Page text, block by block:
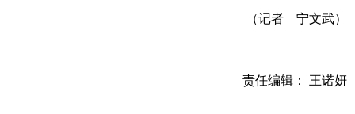
（记者 宁文武）
责任编辑： 王诺妍